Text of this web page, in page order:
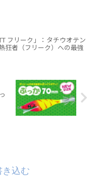
フリーク」：タチウオテン
狂者（フリーク）への最強
き込む